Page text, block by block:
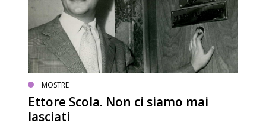
MOSTRE
Ettore Scola. Non ci siamo mai
lasciati